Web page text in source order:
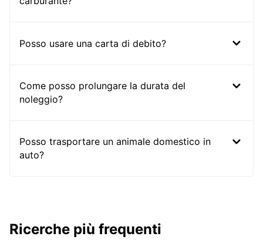
Posso usare una carta di debito?
Come posso prolungare la durata del
noleggio?
Posso trasportare un animale domestico in
auto?
Ricerche più frequenti